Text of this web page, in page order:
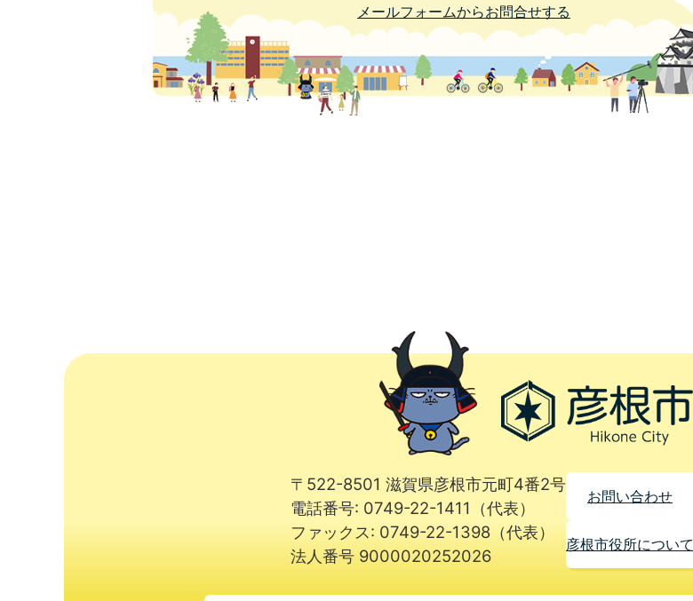
メールフォームからお問合せする
〒522-8501 滋賀県彦根市元町4番2号
電話番号: 0749-22-1411（代表）
ファックス: 0749-22-1398（代表）
法人番号 9000020252026
お問い合わせ
彦根市役所について